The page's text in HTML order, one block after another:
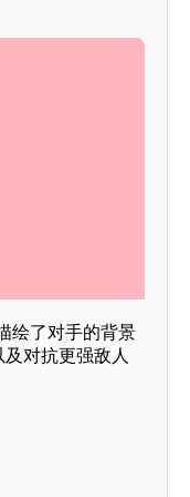
绘了对手的背景
对抗更强敌人